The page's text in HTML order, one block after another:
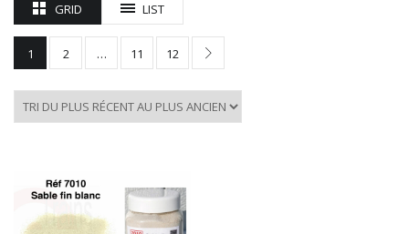
GRID LIST
1 2 … 11 12